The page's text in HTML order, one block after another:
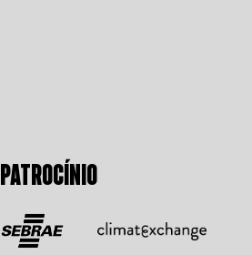
PATROCÍNIO